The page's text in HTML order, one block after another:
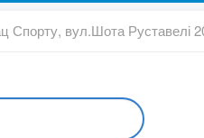
Спорту, вул.Шота Руставелі